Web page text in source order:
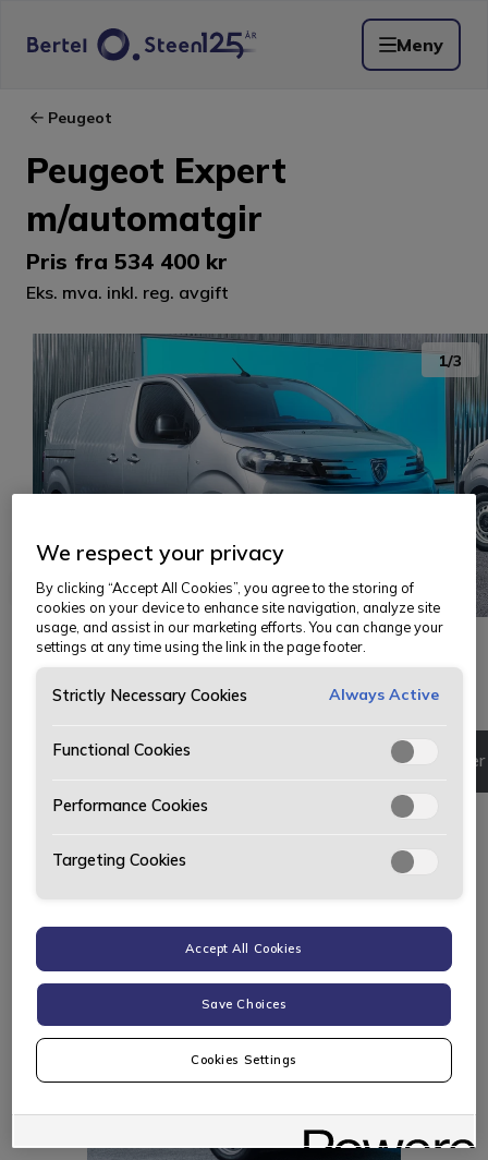
Meny
Peugeot
Peugeot Expert
m/automatgir
Pris fra 534 400 kr
Eks. mva. inkl. reg. avgift
1/3
Om bilen Priser og utstyr Finn forhandler
Få uforpliktende tilbud på:
leasing).
We respect your privacy
By clicking “Accept All Cookies”, you agree to the storing of
cookies on your device to enhance site navigation, analyze site
usage, and assist in our marketing efforts. You can change your
settings at any time using the link in the page footer.
Strictly Necessary Cookies Always Active
Functional Cookies
Performance Cookies
Targeting Cookies
Accept All Cookies
Save Choices
Cookies Settings